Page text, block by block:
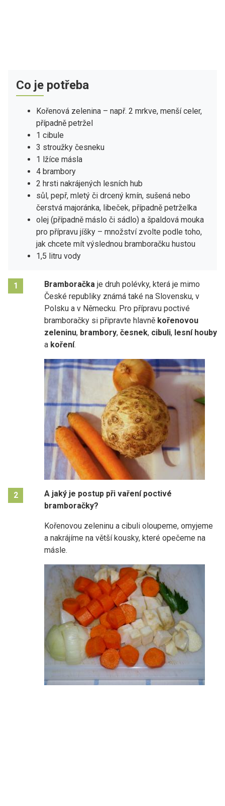
Co je potřeba
Kořenová zelenina – např. 2 mrkve, menší celer,
případně petržel
1 cibule
3 stroužky česneku
1 lžíce másla
4 brambory
2 hrsti nakrájených lesních hub
sůl, pepř, mletý či drcený kmín, sušená nebo
čerstvá majoránka, libeček, případně petrželka
olej (případně máslo či sádlo) a špaldová mouka
pro přípravu jíšky – množství zvolte podle toho,
jak chcete mít výslednou bramboračku hustou
1,5 litru vody
1 Bramboračka je druh polévky, která je mimo
České republiky známá také na Slovensku, v
Polsku a v Německu. Pro přípravu poctivé
bramboračky si připravte hlavně kořenovou
zeleninu, brambory, česnek, cibuli, lesní houby
a koření.
2
A jaký je postup při vaření poctivé
bramboračky?
Kořenovou zeleninu a cibuli oloupeme, omyjeme
a nakrájíme na větší kousky, které opečeme na
másle.